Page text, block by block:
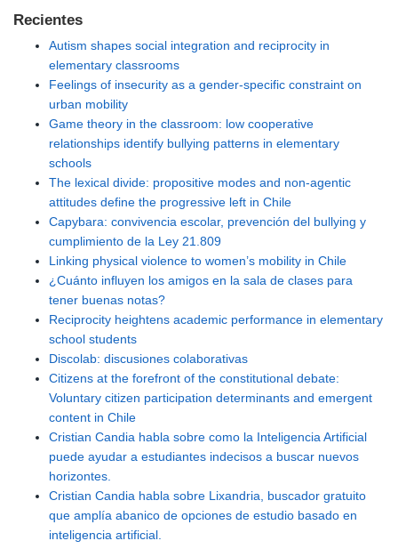
Recientes
Autism shapes social integration and reciprocity in
elementary classrooms
Feelings of insecurity as a gender-specific constraint on
urban mobility
Game theory in the classroom: low cooperative
relationships identify bullying patterns in elementary
schools
The lexical divide: propositive modes and non-agentic
attitudes define the progressive left in Chile
Capybara: convivencia escolar, prevención del bullying y
cumplimiento de la Ley 21.809
Linking physical violence to women’s mobility in Chile
¿Cuánto influyen los amigos en la sala de clases para
tener buenas notas?
Reciprocity heightens academic performance in elementary
school students
Discolab: discusiones colaborativas
Citizens at the forefront of the constitutional debate:
Voluntary citizen participation determinants and emergent
content in Chile
Cristian Candia habla sobre como la Inteligencia Artificial
puede ayudar a estudiantes indecisos a buscar nuevos
horizontes.
Cristian Candia habla sobre Lixandria, buscador gratuito
que amplía abanico de opciones de estudio basado en
inteligencia artificial.